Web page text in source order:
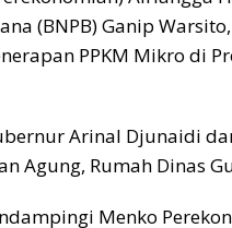
(BNPB) Ganip
PPKM Mikro di
Arinal Djunaidi
Agung, Rumah Dinas
Menko